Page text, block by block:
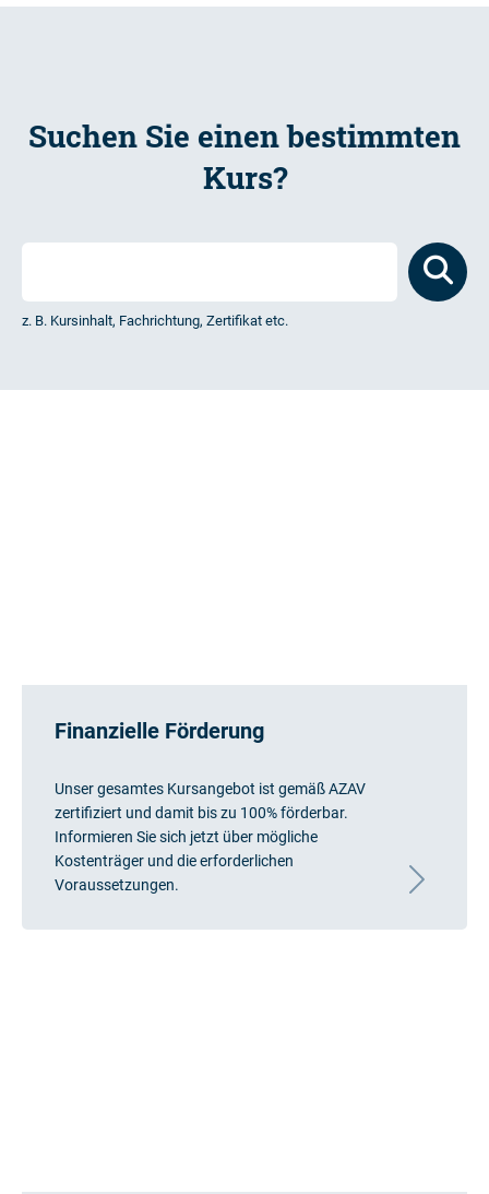
Suchen Sie einen bestimmten
Kurs?
z. B. Kursinhalt, Fachrichtung, Zertifikat etc.
Finanzielle Förderung
Unser gesamtes Kursangebot ist gemäß AZAV
zertifiziert und damit bis zu 100% förderbar.
Informieren Sie sich jetzt über mögliche
Kostenträger und die erforderlichen
Voraussetzungen.